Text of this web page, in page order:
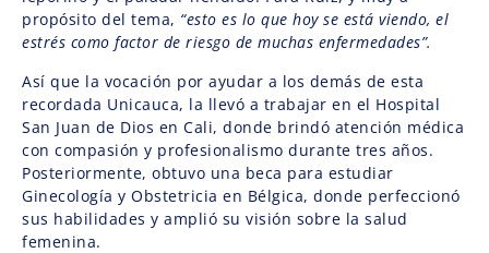
propósito del tema, “esto es lo que hoy se está viendo, el
estrés como factor de riesgo de muchas enfermedades”.
Así que la vocación por ayudar a los demás de esta
recordada Unicauca, la llevó a trabajar en el Hospital
San Juan de Dios en Cali, donde brindó atención médica
con compasión y profesionalismo durante tres años.
Posteriormente, obtuvo una beca para estudiar
Ginecología y Obstetricia en Bélgica, donde perfeccionó
sus habilidades y amplió su visión sobre la salud
femenina.